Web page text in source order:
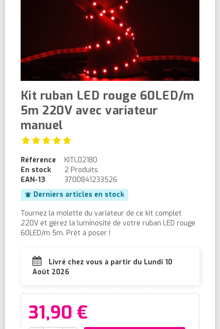
Kit ruban LED rouge 60LED/m
5m 220V avec variateur
manuel
Référence
KITL02180
En stock
2 Produits
EAN-13
3700841233526
notifications_active Derniers articles en stock
Tournez la molette du variateur de ce kit complet
220V et gérez la luminosité de votre ruban LED rouge
60LED/m 5m. Prêt à poser !
Livré chez vous à partir du Lundi 10
Août 2026
31,90 €